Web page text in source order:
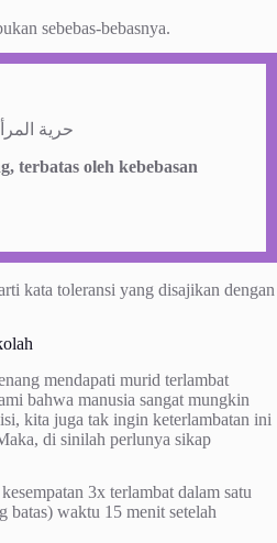
sebebas-bebasnya.
حرية
terbatas oleh kebebasan
kata toleransi yang disajikan dengan
mendapati murid terlambat
bahwa manusia sangat mungkin
kita juga tak ingin keterlambatan ini
di sinilah perlunya sikap
3x terlambat dalam satu
batas) waktu 15 menit setelah